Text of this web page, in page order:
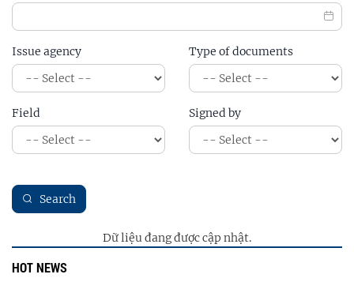
Issue agency Type of documents
Field Signed by
Search
Dữ liệu đang được cập nhật.
HOT NEWS